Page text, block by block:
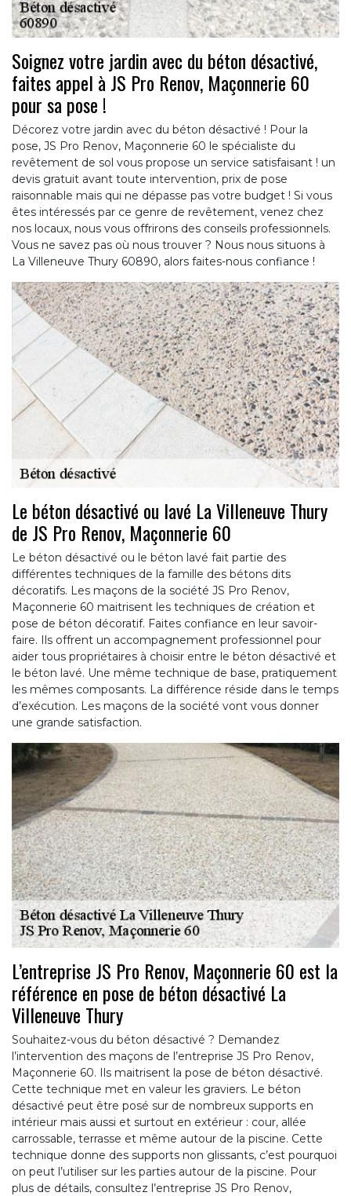
Soignez votre jardin avec du béton désactivé,
faites appel à JS Pro Renov, Maçonnerie 60
pour sa pose !
Décorez votre jardin avec du béton désactivé ! Pour la
pose, JS Pro Renov, Maçonnerie 60 le spécialiste du
revêtement de sol vous propose un service satisfaisant ! un
devis gratuit avant toute intervention, prix de pose
raisonnable mais qui ne dépasse pas votre budget ! Si vous
êtes intéressés par ce genre de revêtement, venez chez
nos locaux, nous vous offrirons des conseils professionnels.
Vous ne savez pas où nous trouver ? Nous nous situons à
La Villeneuve Thury 60890, alors faites-nous confiance !
Le béton désactivé ou lavé La Villeneuve Thury
de JS Pro Renov, Maçonnerie 60
Le béton désactivé ou le béton lavé fait partie des
différentes techniques de la famille des bétons dits
décoratifs. Les maçons de la société JS Pro Renov,
Maçonnerie 60 maitrisent les techniques de création et
pose de béton décoratif. Faites confiance en leur savoir-
faire. Ils offrent un accompagnement professionnel pour
aider tous propriétaires à choisir entre le béton désactivé et
le béton lavé. Une même technique de base, pratiquement
les mêmes composants. La différence réside dans le temps
d’exécution. Les maçons de la société vont vous donner
une grande satisfaction.
L’entreprise JS Pro Renov, Maçonnerie 60 est la
référence en pose de béton désactivé La
Villeneuve Thury
Souhaitez-vous du béton désactivé ? Demandez
l’intervention des maçons de l’entreprise JS Pro Renov,
Maçonnerie 60. Ils maitrisent la pose de béton désactivé.
Cette technique met en valeur les graviers. Le béton
désactivé peut être posé sur de nombreux supports en
intérieur mais aussi et surtout en extérieur : cour, allée
carrossable, terrasse et même autour de la piscine. Cette
technique donne des supports non glissants, c’est pourquoi
on peut l’utiliser sur les parties autour de la piscine. Pour
plus de détails, consultez l’entreprise JS Pro Renov,